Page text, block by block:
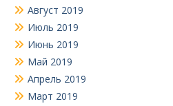
Август 2019
Июль 2019
Июнь 2019
Май 2019
Апрель 2019
Март 2019